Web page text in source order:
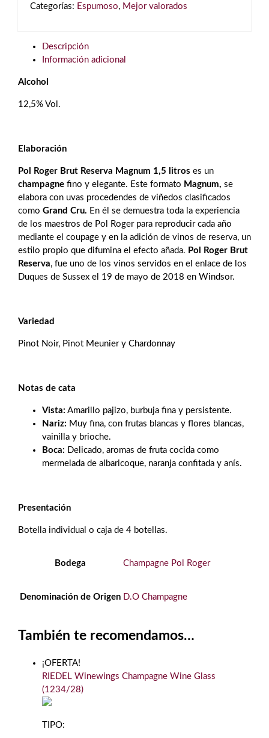
Brut
1,5L
cantidad
Categorías: Espumoso, Mejor valorados
Descripción
Información adicional
Alcohol
12,5% Vol.
Elaboración
Pol Roger Brut Reserva Magnum 1,5 litros es un
champagne fino y elegante. Este formato Magnum, se
elabora con uvas procedendes de viñedos clasificados
como Grand Cru. En él se demuestra toda la experiencia
de los maestros de Pol Roger para reproducir cada año
mediante el coupage y en la adición de vinos de reserva, un
estilo propio que difumina el efecto añada. Pol Roger Brut
Reserva, fue uno de los vinos servidos en el enlace de los
Duques de Sussex el 19 de mayo de 2018 en Windsor.
Variedad
Pinot Noir, Pinot Meunier y Chardonnay
Notas de cata
Vista: Amarillo pajizo, burbuja fina y persistente.
Nariz: Muy fina, con frutas blancas y flores blancas,
vainilla y brioche.
Boca: Delicado, aromas de fruta cocida como
mermelada de albaricoque, naranja confitada y anís.
Presentación
Botella individual o caja de 4 botellas.
Bodega Champagne Pol Roger
Denominación de Origen D.O Champagne
También te recomendamos…
¡OFERTA!
RIEDEL Winewings Champagne Wine Glass
(1234/28)
TIPO: